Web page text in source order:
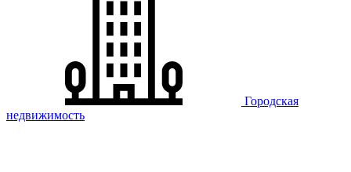
Городская
недвижимость